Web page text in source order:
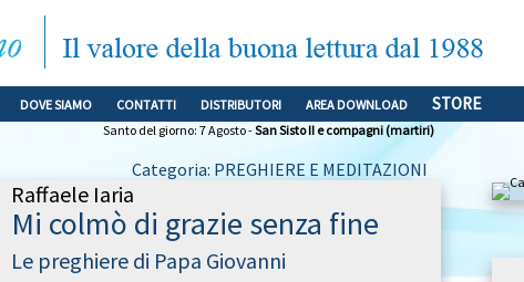
DOVE SIAMO CONTATTI DISTRIBUTORI AREA DOWNLOAD STORE
Santo del giorno: 7 Agosto -San Sisto II e compagni (martiri)
Categoria: PREGHIERE E MEDITAZIONI
Raffaele Iaria
Mi colmò di grazie senza fine
Le preghiere di Papa Giovanni